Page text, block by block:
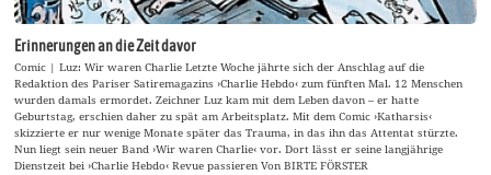
Erinnerungen an die Zeit davor
Comic | Luz: Wir waren Charlie Letzte Woche jährte sich der Anschlag auf die
Redaktion des Pariser Satiremagazins ›Charlie Hebdo‹ zum fünften Mal. 12 Menschen
wurden damals ermordet. Zeichner Luz kam mit dem Leben davon – er hatte
Geburtstag, erschien daher zu spät am Arbeitsplatz. Mit dem Comic ›Katharsis‹
skizzierte er nur wenige Monate später das Trauma, in das ihn das Attentat stürzte.
Nun liegt sein neuer Band ›Wir waren Charlie‹ vor. Dort lässt er seine langjährige
Dienstzeit bei ›Charlie Hebdo‹ Revue passieren Von BIRTE FÖRSTER